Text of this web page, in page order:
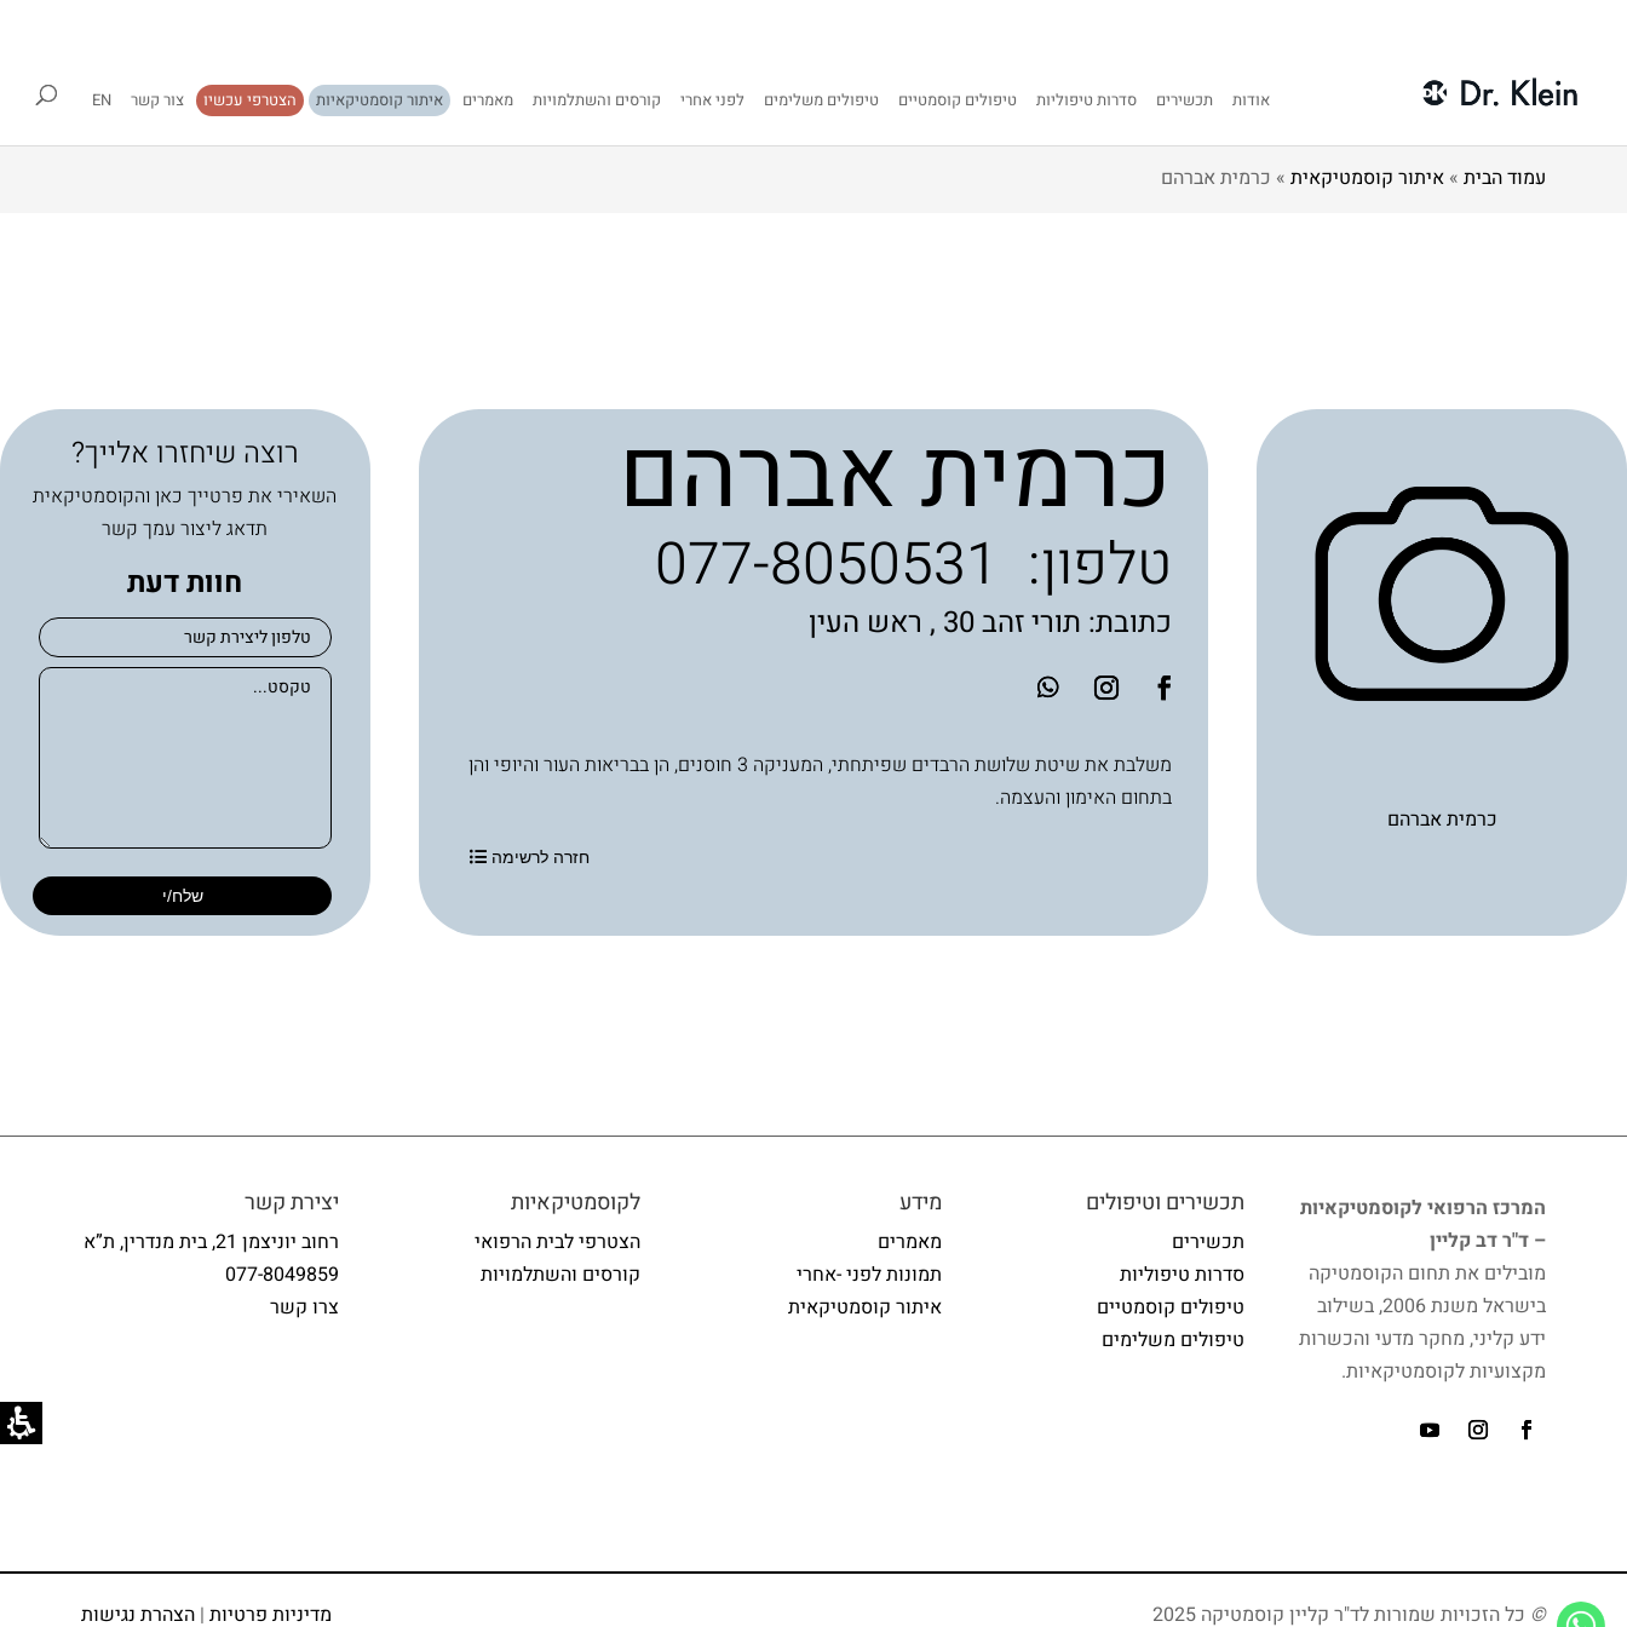
אודות תכשירים סדרות טיפוליות טיפולים קוסמטיים טיפולים משלימים לפני אחרי קורסים והשתלמויות מאמרים איתור קוסמטיקאיות הצטרפי עכשיו צור קשר EN
עמוד הבית »איתור קוסמטיקאית » כרמית אברהם
רוצה שיחזרו אלייך?
השאירי את פרטייך כאן והקוסמטיקאית
תדאג ליצור עמך קשר
חוות דעת
שלח/י
כרמית אברהם
טלפון:
כתובת: תורי זהב 30 , ראש העין
משלבת את שיטת שלושת הרבדים שפיתחתי, המעניקה 3 חוסנים, הן בבריאות העור והיופי והן
בתחום האימון והעצמה.
חזרה לרשימה
כרמית אברהם
יצירת קשר
רחוב יוניצמן 21, בית מנדרין, ת”א
077-8049859
צרו קשר
לקוסמטיקאיות
הצטרפי לבית הרפואי
קורסים והשתלמויות
מידע
מאמרים
תמונות לפני -אחרי
איתור קוסמטיקאית
תכשירים וטיפולים
תכשירים
סדרות טיפוליות
טיפולים קוסמטיים
טיפולים משלימים
המרכז הרפואי לקוסמטיקאיות
– ד"ר דב קליין
מובילים את תחום הקוסמטיקה
בישראל משנת 2006, בשילוב
ידע קליני, מחקר מדעי והכשרות
מקצועיות לקוסמטיקאיות.
מדיניות פרטיות| הצהרת נגישות © כל הזכויות שמורות לד"ר קליין קוסמטיקה 2025